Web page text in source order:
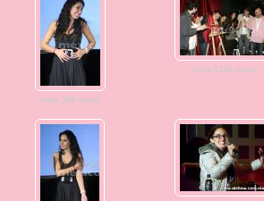
vista 309 veces
vista 1136 veces